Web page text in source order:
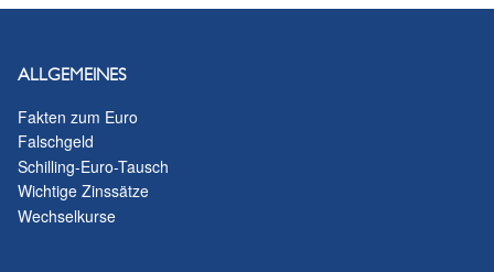
ALLGEMEINES
Fakten zum Euro
Falschgeld
Schilling-Euro-Tausch
Wichtige Zinssätze
Wechselkurse